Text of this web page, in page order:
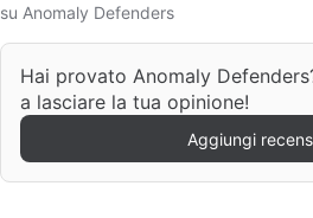
su Anomaly Defenders
Hai provato Anomaly
a lasciare la tua opinione!
Aggiungi